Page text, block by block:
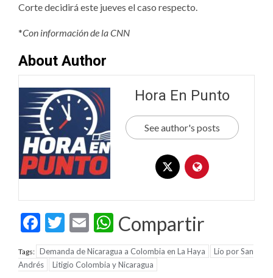
Corte decidirá este jueves el caso respecto.
*Con información de la CNN
About Author
Hora En Punto
See author's posts
Facebook
Twitter
EmailWhatsApp
Compartir
Tags: Demanda de Nicaragua a Colombia en La Haya
Lío por San
Andrés
Litigio Colombia y Nicaragua